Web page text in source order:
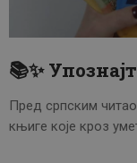
📚✨
Пред српским
књиге које кроз